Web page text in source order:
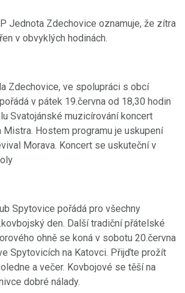
Jednota Zdechovice oznamuje, že zítra
v obvyklých hodinách.
Zdechovice, ve spolupráci s obcí
v pátek 19.června od 18,30 hodin
Svatojánské muzicírování koncert
Mistra. Hostem programu je uskupení
Morava. Koncert se uskuteční v
Spytovice pořádá pro všechny
den. Další tradiční přátelské
ohně se koná v sobotu 20.června
Spytovicích na Katovci. Přijďte prožít
a večer. Kovbojové se těší na
dobré nálady.